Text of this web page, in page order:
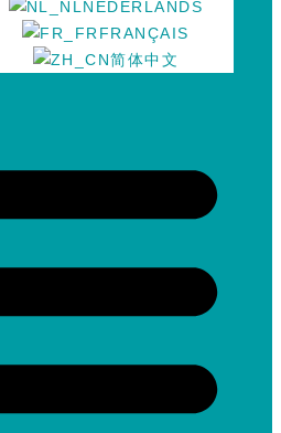
NEDERLANDS
FRANÇAIS
简体中文